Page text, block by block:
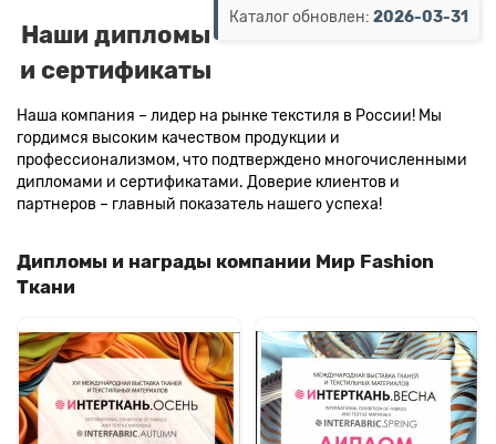
Каталог обновлен: 2026-03-31
Наши дипломы
и сертификаты
Наша компания – лидер на рынке текстиля в России! Мы
гордимся высоким качеством продукции и
профессионализмом, что подтверждено многочисленными
дипломами и сертификатами. Доверие клиентов и
партнеров – главный показатель нашего успеха!
Дипломы и награды компании Мир Fashion
Ткани